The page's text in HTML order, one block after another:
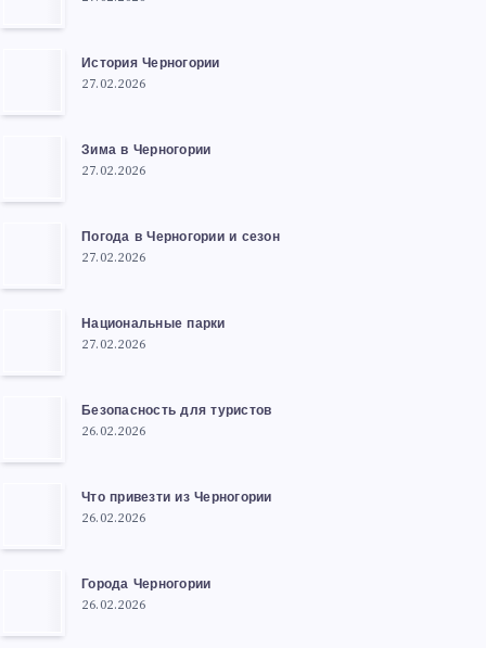
История Черногории
27.02.2026
Зима в Черногории
27.02.2026
Погода в Черногории и сезон
27.02.2026
Национальные парки
27.02.2026
Безопасность для туристов
26.02.2026
Что привезти из Черногории
26.02.2026
Города Черногории
26.02.2026